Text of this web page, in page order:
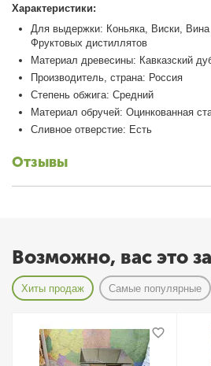
Характеристики:
Для выдержки: Коньяка, Виски, Вина
Фруктовых дистиллятов
Материал древесины: Кавказский
Производитель, страна: Россия
Степень обжига: Средний
Материал обручей: Оцинкованная
Сливное отверстие: Есть
Отзывы
Возможно, вас это
Хиты продаж Самые популярные